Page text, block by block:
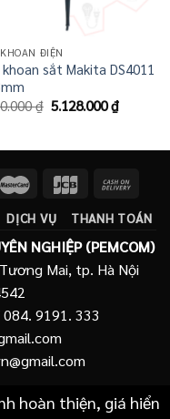
ĐIỆN
khoan sắt Makita DS4011
₫ Giá
5.128.000₫Giá
DỊCH VỤ THANH TOÁN
NGHIỆP (PEMCOM)
Mai, tp. Hà Nội
9191. 333
hoàn thiện, giá hiển